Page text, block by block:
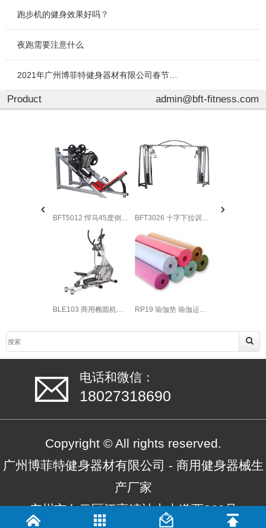
跑步机的健身效果好吗？
夜跑需要注意什么
Product admin@bft-fitness.com
BLE103 商用椭圆机工厂批发直销
电话和微信：
18027318690
Copyright © All rights reserved.
广州博菲特健身器材有限公司 - 商用健身器械生
产厂家
广州市白云区江高镇神山大道西369号